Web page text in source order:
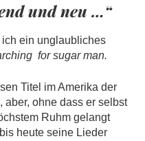
und neu …“
ein unglaubliches
for sugar man.
Titel im Amerika der
ohne dass er selbst
Ruhm gelangt
heute seine Lieder